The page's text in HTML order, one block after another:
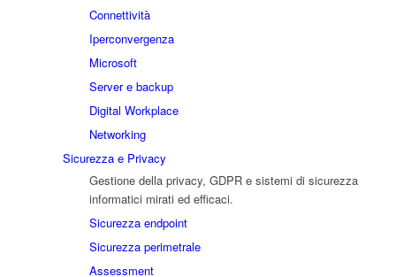
Connettività
Iperconvergenza
Microsoft
Server e backup
Digital Workplace
Networking
Sicurezza e Privacy
Gestione della privacy, GDPR e sistemi di sicurezza
informatici mirati ed efficaci.
Sicurezza endpoint
Sicurezza perimetrale
Assessment